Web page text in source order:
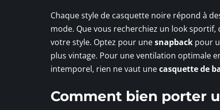
Chaque style de casquette noire répond à
mode. Que vous recherchiez un look
votre style. Optez pour unesnapback pour
plus vintage. Pour une ventilation optimale
intemporel, rien ne vaut unecasquette de
Comment bien porter